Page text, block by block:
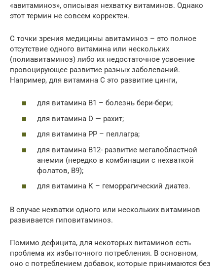
«авитаминоз», описывая нехватку витаминов. Однако
этот термин не совсем корректен.
С точки зрения медицины авитаминоз – это полное
отсутствие одного витамина или нескольких
(полиавитаминоз) либо их недостаточное усвоение
провоцирующее развитие разных заболеваний.
Например, для витамина С это развитие цинги,
для витамина В1 – болезнь бери-бери;
для витамина D — рахит;
для витамина РР – пеллагра;
для витамина В12- развитие мегалобластной
анемии (нередко в комбинации с нехваткой
фолатов, В9);
для витамина К – геморрагический диатез.
В случае нехватки одного или нескольких витаминов
развивается гиповитаминоз.
Помимо дефицита, для некоторых витаминов есть
проблема их избыточного потребления. В основном,
оно с потреблением добавок, которые принимаются без